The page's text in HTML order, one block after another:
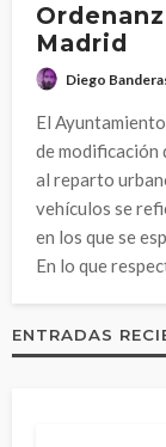
Madrid
Diego
El
de modificación
al reparto
vehículos se
en los que se
En lo que
ENTRADAS